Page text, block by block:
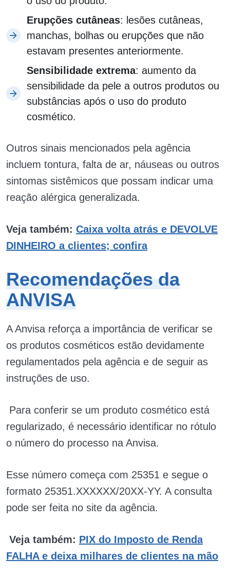
Erupções cutâneas: lesões cutâneas,
manchas, bolhas ou erupções que não
estavam presentes anteriormente.
Sensibilidade extrema: aumento da
sensibilidade da pele a outros produtos ou
substâncias após o uso do produto
cosmético.
Outros sinais mencionados pela agência
incluem tontura, falta de ar, náuseas ou outros
sintomas sistêmicos que possam indicar uma
reação alérgica generalizada.
Veja também: Caixa volta atrás e DEVOLVE
DINHEIRO a clientes; confira
Recomendações da
ANVISA
A Anvisa reforça a importância de verificar se
os produtos cosméticos estão devidamente
regulamentados pela agência e de seguir as
instruções de uso.
Para conferir se um produto cosmético está
regularizado, é necessário identificar no rótulo
o número do processo na Anvisa.
Esse número começa com 25351 e segue o
formato 25351.XXXXXX/20XX-YY. A consulta
pode ser feita no site da agência.
Veja também: PIX do Imposto de Renda
FALHA e deixa milhares de clientes na mão